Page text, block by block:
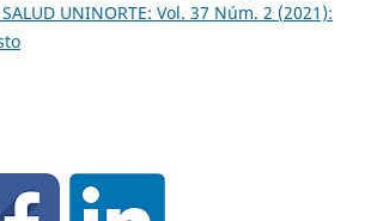
UNINORTE: Vol. 37 Núm. 2 (2021):